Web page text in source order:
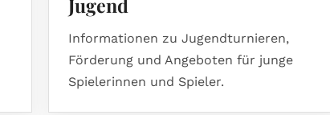
Jugend
Informationen zu Jugendturnieren,
Förderung und Angeboten für junge
Spielerinnen und Spieler.